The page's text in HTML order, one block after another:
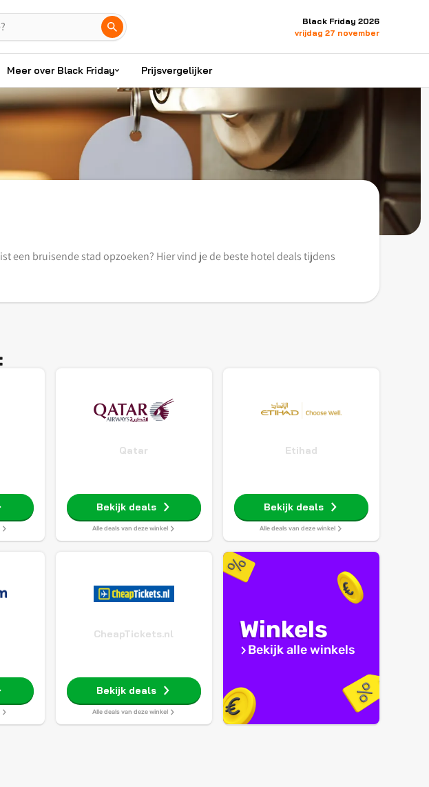
Black Friday 2026
vrijdag 27 november
Meer over Black Friday Prijsvergelijker
een bruisende stad opzoeken? Hier vind je de beste hotel deals tijdens
Qatar
Bekijk deals
Alle deals van deze winkel
Etihad
Bekijk deals
Alle deals van deze winkel
CheapTickets.nl
Bekijk deals
Alle deals van deze winkel
Winkels
Bekijk alle winkels